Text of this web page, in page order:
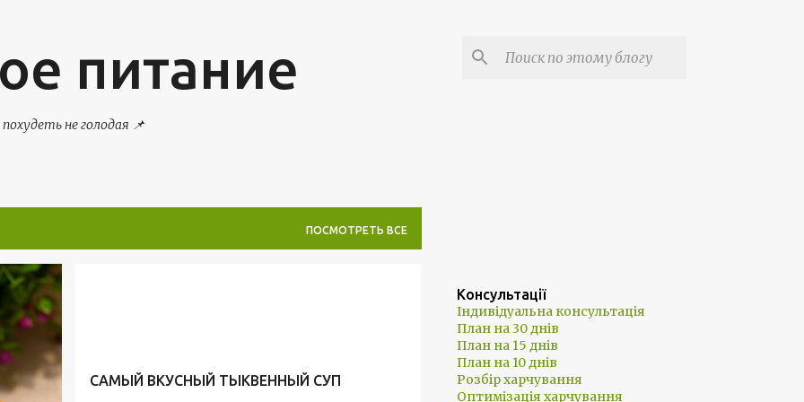
питание
не голодая 📌
ПОСМОТРЕТЬ ВСЕ
+
САМЫЙ ВКУСНЫЙ ТЫКВЕННЫЙ СУП
Консультації
Індивідуальна консультація
План на 30 днів
План на 15 днів
План на 10 днів
Розбір харчування
Оптимізація харчування